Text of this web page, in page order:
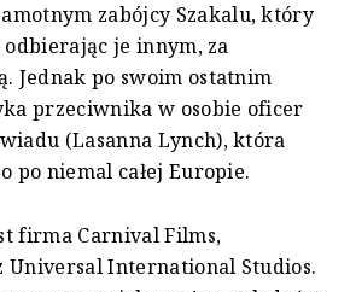
zabójcy Szakalu, który
je innym, za
Jednak po swoim ostatnim
przeciwnika w osobie oficer
(Lasanna Lynch), która
po niemal całej Europie.
firma Carnival Films,
Universal International Studios.